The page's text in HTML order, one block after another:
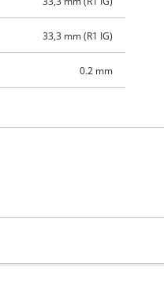
33,3 mm (R1 IG)
0.2 mm